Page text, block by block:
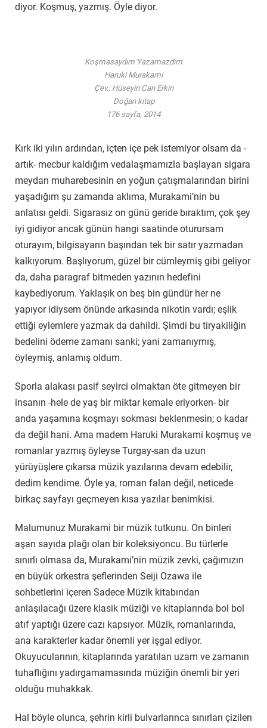
diyor. Koşmuş, yazmış. Öyle diyor.
Koşmasaydım Yazamazdım
Haruki Murakami
Çev.: Hüseyin Can Erkin
Doğan kitap
176 sayfa, 2014
Kırk iki yılın ardından, içten içe pek istemiyor olsam da -
artık- mecbur kaldığım vedalaşmamızla başlayan sigara
meydan muharebesinin en yoğun çatışmalarından birini
yaşadığım şu zamanda aklıma, Murakami’nin bu
anlatısı geldi. Sigarasız on günü geride bıraktım, çok şey
iyi gidiyor ancak günün hangi saatinde oturursam
oturayım, bilgisayarın başından tek bir satır yazmadan
kalkıyorum. Başlıyorum, güzel bir cümleymiş gibi geliyor
da, daha paragraf bitmeden yazının hedefini
kaybediyorum. Yaklaşık on beş bin gündür her ne
yapıyor idiysem önünde arkasında nikotin vardı; eşlik
ettiği eylemlere yazmak da dahildi. Şimdi bu tiryakiliğin
bedelini ödeme zamanı sanki; yani zamanıymış,
öyleymiş, anlamış oldum.
Sporla alakası pasif seyirci olmaktan öte gitmeyen bir
insanın -hele de yaş bir miktar kemale eriyorken- bir
anda yaşamına koşmayı sokması beklenmesin; o kadar
da değil hani. Ama madem Haruki Murakami koşmuş ve
romanlar yazmış öyleyse Turgay-san da uzun
yürüyüşlere çıkarsa müzik yazılarına devam edebilir,
dedim kendime. Öyle ya, roman falan değil, neticede
birkaç sayfayı geçmeyen kısa yazılar benimkisi.
Malumunuz Murakami bir müzik tutkunu. On binleri
aşan sayıda plağı olan bir koleksiyoncu. Bu türlerle
sınırlı olmasa da, Murakami’nin müzik zevki, çağımızın
en büyük orkestra şeflerinden Seiji Ozawa ile
sohbetlerini içeren Sadece Müzik kitabından
anlaşılacağı üzere klasik müziği ve kitaplarında bol bol
atıf yaptığı üzere cazı kapsıyor. Müzik, romanlarında,
ana karakterler kadar önemli yer işgal ediyor.
Okuyucularının, kitaplarında yaratılan uzam ve zamanın
tuhaflığını yadırgamamasında müziğin önemli bir yeri
olduğu muhakkak.
Hal böyle olunca, şehrin kirli bulvarlarınca sınırları çizilen